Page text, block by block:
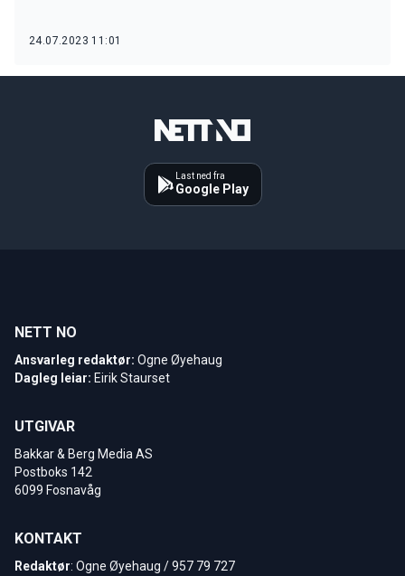
24.07.2023 11:01
Last ned fra
Google Play
NETT NO
Ansvarleg redaktør: Ogne Øyehaug
Dagleg leiar: Eirik Staurset
UTGIVAR
Bakkar & Berg Media AS
Postboks 142
6099 Fosnavåg
KONTAKT
Redaktør: Ogne Øyehaug / 957 79 727